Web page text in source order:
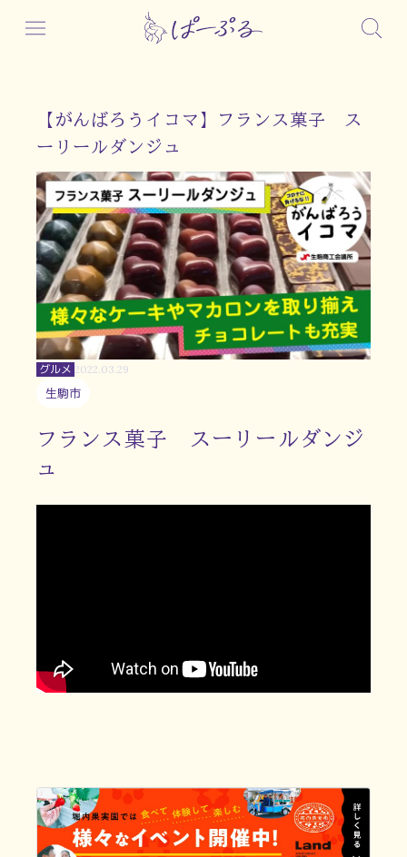
【がんばろうイコマ】フランス菓子 ス
ーリールダンジュ
グルメ 2022.03.29
生駒市
フランス菓子 スーリールダンジ
ュ